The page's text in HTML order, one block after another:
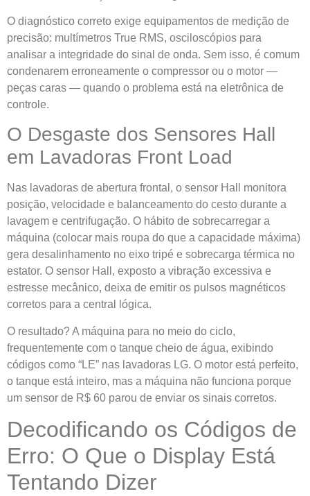
O diagnóstico correto exige equipamentos de medição de
precisão: multímetros True RMS, osciloscópios para
analisar a integridade do sinal de onda. Sem isso, é comum
condenarem erroneamente o compressor ou o motor —
peças caras — quando o problema está na eletrônica de
controle.
O Desgaste dos Sensores Hall
em Lavadoras Front Load
Nas lavadoras de abertura frontal, o sensor Hall monitora
posição, velocidade e balanceamento do cesto durante a
lavagem e centrifugação. O hábito de sobrecarregar a
máquina (colocar mais roupa do que a capacidade máxima)
gera desalinhamento no eixo tripé e sobrecarga térmica no
estator. O sensor Hall, exposto a vibração excessiva e
estresse mecânico, deixa de emitir os pulsos magnéticos
corretos para a central lógica.
O resultado? A máquina para no meio do ciclo,
frequentemente com o tanque cheio de água, exibindo
códigos como “LE” nas lavadoras LG. O motor está perfeito,
o tanque está inteiro, mas a máquina não funciona porque
um sensor de R$ 60 parou de enviar os sinais corretos.
Decodificando os Códigos de
Erro: O Que o Display Está
Tentando Dizer